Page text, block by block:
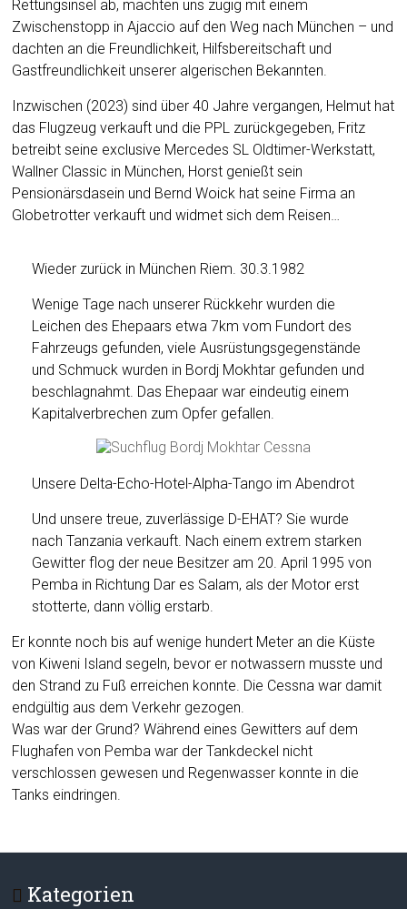
Rettungsinsel ab, machten uns zügig mit einem
Zwischenstopp in Ajaccio auf den Weg nach München – und
dachten an die Freundlichkeit, Hilfsbereitschaft und
Gastfreundlichkeit unserer algerischen Bekannten.
Inzwischen (2023) sind über 40 Jahre vergangen, Helmut hat
das Flugzeug verkauft und die PPL zurückgegeben, Fritz
betreibt seine exclusive Mercedes SL Oldtimer-Werkstatt,
Wallner Classic in München, Horst genießt sein
Pensionärsdasein und Bernd Woick hat seine Firma an
Globetrotter verkauft und widmet sich dem Reisen…
Wieder zurück in München Riem. 30.3.1982
Wenige Tage nach unserer Rückkehr wurden die
Leichen des Ehepaars etwa 7km vom Fundort des
Fahrzeugs gefunden, viele Ausrüstungsgegenstände
und Schmuck wurden in Bordj Mokhtar gefunden und
beschlagnahmt. Das Ehepaar war eindeutig einem
Kapitalverbrechen zum Opfer gefallen.
Unsere Delta-Echo-Hotel-Alpha-Tango im Abendrot
Und unsere treue, zuverlässige D-EHAT? Sie wurde
nach Tanzania verkauft. Nach einem extrem starken
Gewitter flog der neue Besitzer am 20. April 1995 von
Pemba in Richtung Dar es Salam, als der Motor erst
stotterte, dann völlig erstarb.
Er konnte noch bis auf wenige hundert Meter an die Küste
von Kiweni Island segeln, bevor er notwassern musste und
den Strand zu Fuß erreichen konnte. Die Cessna war damit
endgültig aus dem Verkehr gezogen.
Was war der Grund? Während eines Gewitters auf dem
Flughafen von Pemba war der Tankdeckel nicht
verschlossen gewesen und Regenwasser konnte in die
Tanks eindringen.
Kategorien